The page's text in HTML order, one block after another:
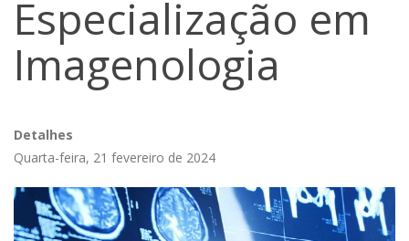
Especialização em
Imagenologia
Detalhes
Quarta-feira, 21 fevereiro de 2024